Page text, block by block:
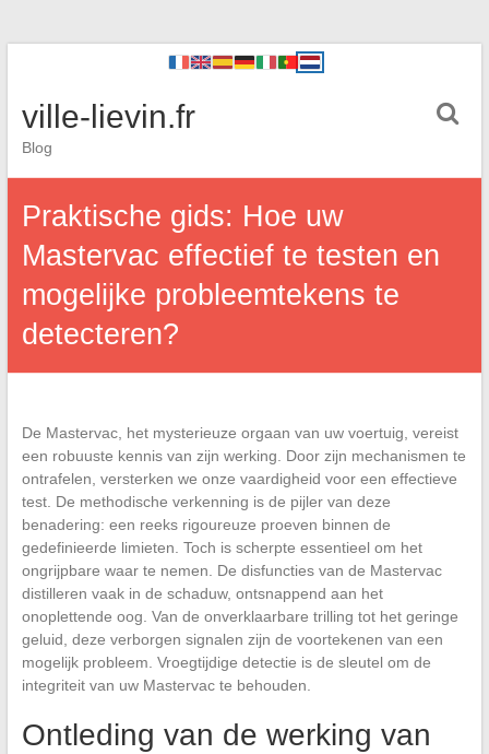
ville-lievin.fr
Blog
Praktische gids: Hoe uw
Mastervac effectief te testen en
mogelijke probleemtekens te
detecteren?
De Mastervac, het mysterieuze orgaan van uw voertuig, vereist
een robuuste kennis van zijn werking. Door zijn mechanismen te
ontrafelen, versterken we onze vaardigheid voor een effectieve
test. De methodische verkenning is de pijler van deze
benadering: een reeks rigoureuze proeven binnen de
gedefinieerde limieten. Toch is scherpte essentieel om het
ongrijpbare waar te nemen. De disfuncties van de Mastervac
distilleren vaak in de schaduw, ontsnappend aan het
onoplettende oog. Van de onverklaarbare trilling tot het geringe
geluid, deze verborgen signalen zijn de voortekenen van een
mogelijk probleem. Vroegtijdige detectie is de sleutel om de
integriteit van uw Mastervac te behouden.
Ontleding van de werking van